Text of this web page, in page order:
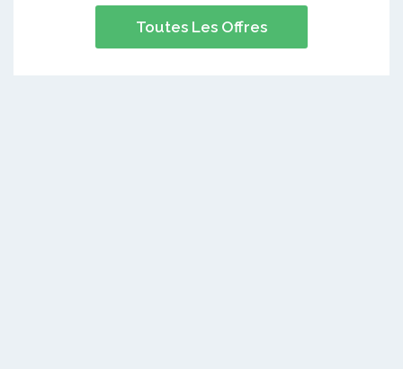
Toutes Les Offres